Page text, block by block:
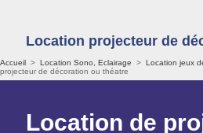
Location projecteur de
Accueil > Location Sono, Eclairage > Location jeux
projecteur de décoration ou théatre
Location de